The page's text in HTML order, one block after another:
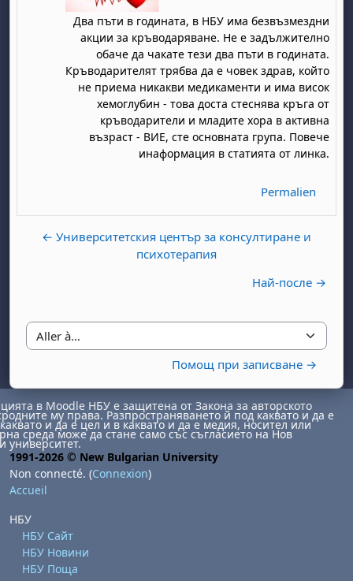
Два пъти в годината, в НБУ има безвъзмездни
акции за кръводаряване. Не е задължително
обаче да чакате тези два пъти в годината.
Кръводарителят трябва да е човек здрав, който
не приема никакви медикаменти и има висок
хемоглубин - това доста стеснява кръга от
кръводарители и младите хора в активна
възраст - ВИЕ, сте основната група. Повече
инаформация в статията от линка.
Permalien
← Университетския център за консултиране и
психотерапия
Най-после →
Aller à…
Помощ при записване →
samedi 1 août
dimanche 2 août
7 août
samedi 8 août
dimanche 9 août
août
août 14 août
samedi 15 août
dimanche 16 août
août
août 21 août
samedi 22 août
dimanche 23 août
août
août 28 août
samedi 29 août
dimanche 30 août
в Moodle НБУ е защитена от Закона за авторското
му права. Разпространяването й под каквато и да е
и да е цел и в каквато и да е медия, носител или
среда може да стане само със съгласието на Нов
университет.
1991-2026 © New Bulgarian University
Non connecté. (Connexion)
Accueil
НБУ
НБУ Сайт
НБУ Новини
НБУ Поща